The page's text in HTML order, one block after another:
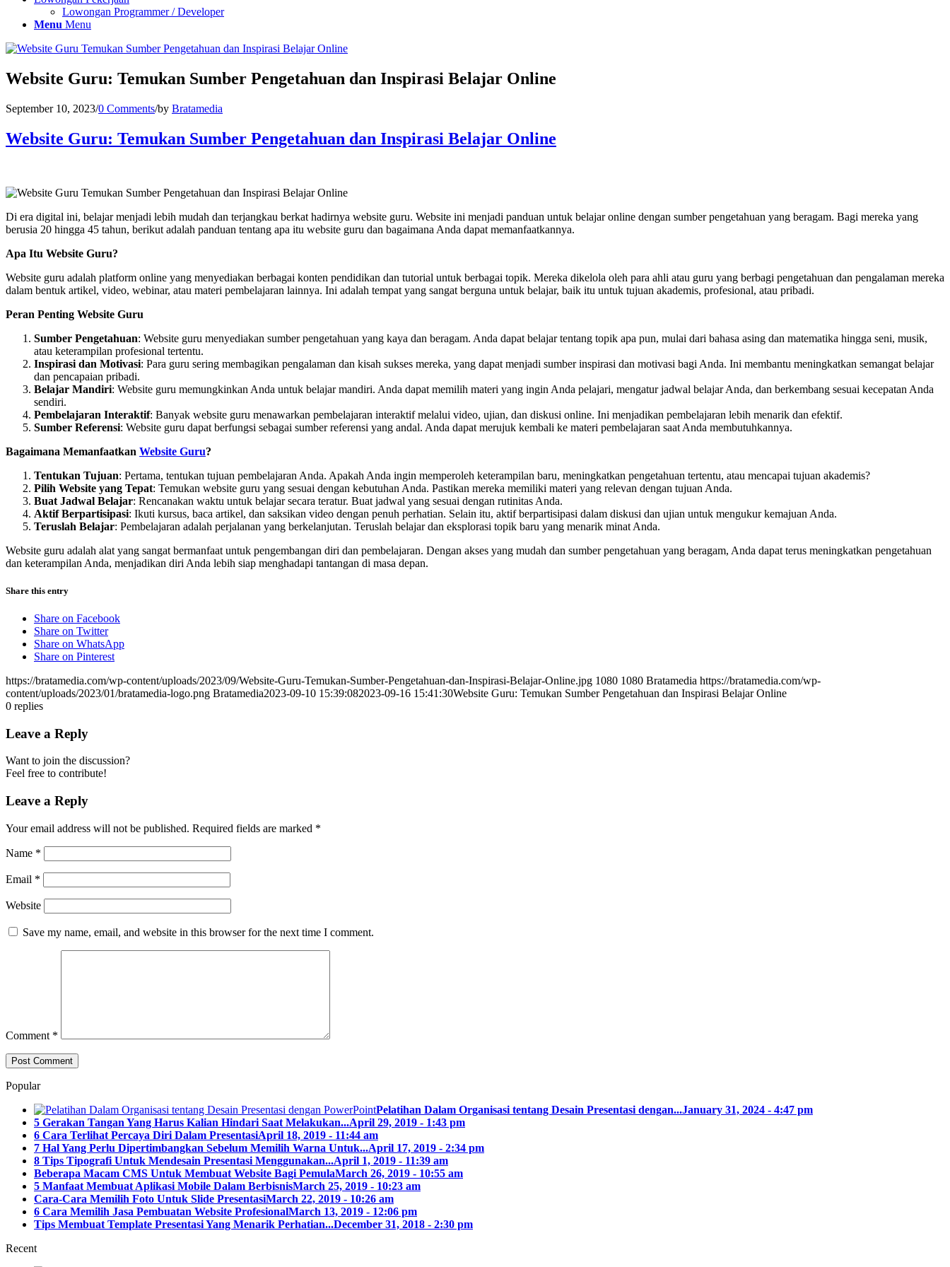
Lowongan Programmer / Developer
Menu Menu
Website Guru: Temukan Sumber Pengetahuan dan Inspirasi Belajar Online
September 10, 2023/0 Comments/by Bratamedia
Website Guru: Temukan Sumber Pengetahuan dan Inspirasi Belajar Online
Di era digital ini, belajar menjadi lebih mudah dan terjangkau berkat hadirnya website guru. Website ini menjadi panduan untuk belajar online dengan sumber pengetahuan yang beragam. Bagi mereka yang
berusia 20 hingga 45 tahun, berikut adalah panduan tentang apa itu website guru dan bagaimana Anda dapat memanfaatkannya.
Apa Itu Website Guru?
Website guru adalah platform online yang menyediakan berbagai konten pendidikan dan tutorial untuk berbagai topik. Mereka dikelola oleh para ahli atau guru yang berbagi pengetahuan dan pengalaman mereka
dalam bentuk artikel, video, webinar, atau materi pembelajaran lainnya. Ini adalah tempat yang sangat berguna untuk belajar, baik itu untuk tujuan akademis, profesional, atau pribadi.
Peran Penting Website Guru
Sumber Pengetahuan: Website guru menyediakan sumber pengetahuan yang kaya dan beragam. Anda dapat belajar tentang topik apa pun, mulai dari bahasa asing dan matematika hingga seni, musik,
atau keterampilan profesional tertentu.
Inspirasi dan Motivasi: Para guru sering membagikan pengalaman dan kisah sukses mereka, yang dapat menjadi sumber inspirasi dan motivasi bagi Anda. Ini membantu meningkatkan semangat belajar
dan pencapaian pribadi.
Belajar Mandiri: Website guru memungkinkan Anda untuk belajar mandiri. Anda dapat memilih materi yang ingin Anda pelajari, mengatur jadwal belajar Anda, dan berkembang sesuai kecepatan Anda
sendiri.
Pembelajaran Interaktif: Banyak website guru menawarkan pembelajaran interaktif melalui video, ujian, dan diskusi online. Ini menjadikan pembelajaran lebih menarik dan efektif.
Sumber Referensi: Website guru dapat berfungsi sebagai sumber referensi yang andal. Anda dapat merujuk kembali ke materi pembelajaran saat Anda membutuhkannya.
Bagaimana Memanfaatkan Website Guru?
Tentukan Tujuan: Pertama, tentukan tujuan pembelajaran Anda. Apakah Anda ingin memperoleh keterampilan baru, meningkatkan pengetahuan tertentu, atau mencapai tujuan akademis?
Pilih Website yang Tepat: Temukan website guru yang sesuai dengan kebutuhan Anda. Pastikan mereka memiliki materi yang relevan dengan tujuan Anda.
Buat Jadwal Belajar: Rencanakan waktu untuk belajar secara teratur. Buat jadwal yang sesuai dengan rutinitas Anda.
Aktif Berpartisipasi: Ikuti kursus, baca artikel, dan saksikan video dengan penuh perhatian. Selain itu, aktif berpartisipasi dalam diskusi dan ujian untuk mengukur kemajuan Anda.
Teruslah Belajar: Pembelajaran adalah perjalanan yang berkelanjutan. Teruslah belajar dan eksplorasi topik baru yang menarik minat Anda.
Website guru adalah alat yang sangat bermanfaat untuk pengembangan diri dan pembelajaran. Dengan akses yang mudah dan sumber pengetahuan yang beragam, Anda dapat terus meningkatkan pengetahuan
dan keterampilan Anda, menjadikan diri Anda lebih siap menghadapi tantangan di masa depan.
Share this entry
Share on Facebook
Share on Twitter
Share on WhatsApp
Share on Pinterest
https://bratamedia.com/wp-content/uploads/2023/09/Website-Guru-Temukan-Sumber-Pengetahuan-dan-Inspirasi-Belajar-Online.jpg 1080 1080 Bratamedia https://bratamedia.com/wp-
content/uploads/2023/01/bratamedia-logo.png Bratamedia2023-09-10 15:39:082023-09-16 15:41:30Website Guru: Temukan Sumber Pengetahuan dan Inspirasi Belajar Online
0 replies
Leave a Reply
Want to join the discussion?
Feel free to contribute!
Leave a Reply
Your email address will not be published. Required fields are marked *
Name *
Email *
Website
Save my name, email, and website in this browser for the next time I comment.
Comment *
Popular
Pelatihan Dalam Organisasi tentang Desain Presentasi dengan...January 31, 2024 - 4:47 pm
5 Gerakan Tangan Yang Harus Kalian Hindari Saat Melakukan...April 29, 2019 - 1:43 pm
6 Cara Terlihat Percaya Diri Dalam PresentasiApril 18, 2019 - 11:44 am
7 Hal Yang Perlu Dipertimbangkan Sebelum Memilih Warna Untuk...April 17, 2019 - 2:34 pm
8 Tips Tipografi Untuk Mendesain Presentasi Menggunakan...April 1, 2019 - 11:39 am
Beberapa Macam CMS Untuk Membuat Website Bagi PemulaMarch 26, 2019 - 10:55 am
5 Manfaat Membuat Aplikasi Mobile Dalam BerbisnisMarch 25, 2019 - 10:23 am
Cara-Cara Memilih Foto Untuk Slide PresentasiMarch 22, 2019 - 10:26 am
6 Cara Memilih Jasa Pembuatan Website ProfesionalMarch 13, 2019 - 12:06 pm
Tips Membuat Template Presentasi Yang Menarik Perhatian...December 31, 2018 - 2:30 pm
Recent